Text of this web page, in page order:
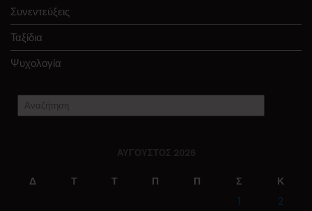
Συνεντεύξεις
Ταξίδια
Ψυχολογία
ΑΎΓΟΥΣΤΟΣ 2026
Δ Τ Τ Π Π Σ
Κ
1
2